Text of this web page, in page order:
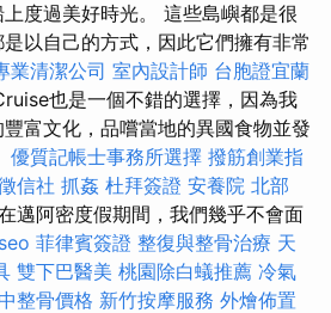
度過美好時光。 這些島嶼都是很
以自己的方式，因此它們擁有非常
業清潔公司 室內設計師 台胞證宜蘭
也是一個不錯的選擇，因為我
富文化，品嚐當地的異國食物並發
優質記帳士事務所選擇 撥筋創業指
信社 抓姦 杜拜簽證 安養院 北部
邁阿密度假期間，我們幾乎不會面
菲律賓簽證 整復與整骨治療 天
雙下巴醫美 桃園除白蟻推薦 冷氣
整骨價格 新竹按摩服務 外燴佈置